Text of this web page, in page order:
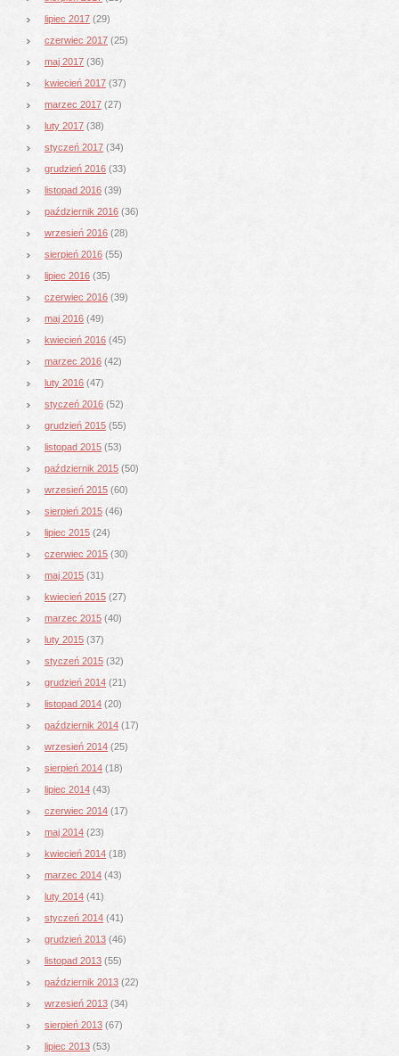
lipiec 2017 (29)
czerwiec 2017 (25)
maj 2017 (36)
kwiecień 2017 (37)
marzec 2017 (27)
luty 2017 (38)
styczeń 2017 (34)
grudzień 2016 (33)
listopad 2016 (39)
październik 2016 (36)
wrzesień 2016 (28)
sierpień 2016 (55)
lipiec 2016 (35)
czerwiec 2016 (39)
maj 2016 (49)
kwiecień 2016 (45)
marzec 2016 (42)
luty 2016 (47)
styczeń 2016 (52)
grudzień 2015 (55)
listopad 2015 (53)
październik 2015 (50)
wrzesień 2015 (60)
sierpień 2015 (46)
lipiec 2015 (24)
czerwiec 2015 (30)
maj 2015 (31)
kwiecień 2015 (27)
marzec 2015 (40)
luty 2015 (37)
styczeń 2015 (32)
grudzień 2014 (21)
listopad 2014 (20)
październik 2014 (17)
wrzesień 2014 (25)
sierpień 2014 (18)
lipiec 2014 (43)
czerwiec 2014 (17)
maj 2014 (23)
kwiecień 2014 (18)
marzec 2014 (43)
luty 2014 (41)
styczeń 2014 (41)
grudzień 2013 (46)
listopad 2013 (55)
październik 2013 (22)
wrzesień 2013 (34)
sierpień 2013 (67)
lipiec 2013 (53)